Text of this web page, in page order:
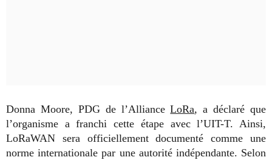
Donna Moore, PDG de l’AllianceLoRa, a déclaré que
l’organisme a franchi cette étape avec l’UIT-T. Ainsi,
LoRaWAN sera officiellement documenté comme une
norme internationale par une autorité indépendante. Selon